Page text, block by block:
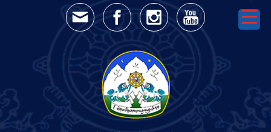
Skip to main content